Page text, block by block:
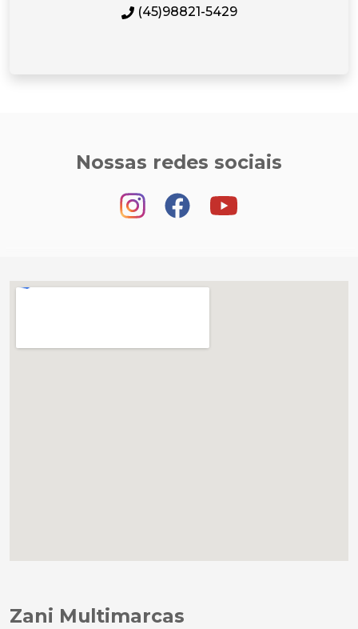
(45)98821-5429
Nossas redes sociais
Zani Multimarcas